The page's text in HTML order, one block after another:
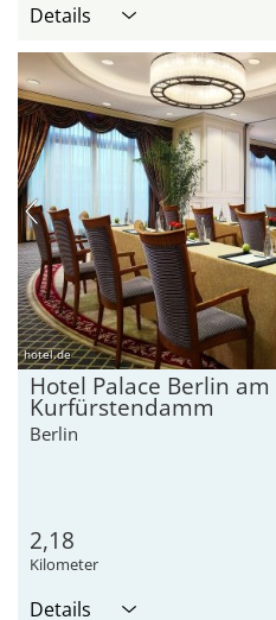
Details
hotel.de
Hotel Palace Berlin am
Kurfürstendamm
Berlin
2,18
Kilometer
Details